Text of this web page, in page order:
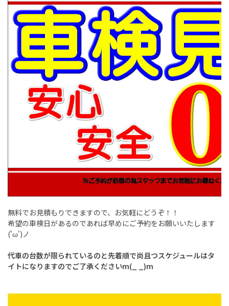
無料でお見積もりできますので、お気軽にどうぞ！！
希望の車検日があるのであれば早めにご予約をお願いいたします
('ω')ノ
代車の台数が限られているのと先着順で尚且つスケジュールはタ
イトになりますのでご了承くださいm(_ _)m